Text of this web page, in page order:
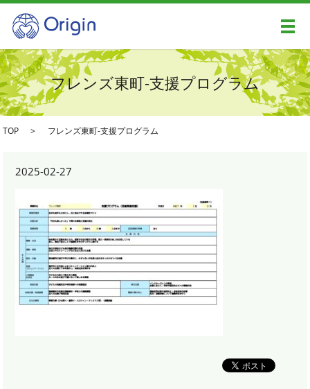
メ
フレンズ東町-支援プログラム
TOP フレンズ東町-支援プログラム
2025-02-27